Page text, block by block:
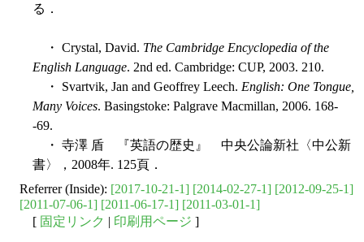
る．
・ Crystal, David. The Cambridge Encyclopedia of the
English Language. 2nd ed. Cambridge: CUP, 2003. 210.
・ Svartvik, Jan and Geoffrey Leech. English: One Tongue,
Many Voices. Basingstoke: Palgrave Macmillan, 2006. 168-
-69.
・ 寺澤 盾 『英語の歴史』 中央公論新社〈中公新
書〉，2008年. 125頁．
Referrer (Inside): [2017-10-21-1] [2014-02-27-1] [2012-09-25-1]
[2011-07-06-1] [2011-06-17-1] [2011-03-01-1]
[ 固定リンク 印刷用ページ ]